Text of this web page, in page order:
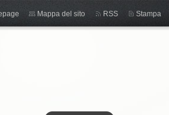
Mappa del sito RSS Stampa